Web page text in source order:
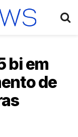
bi em
de